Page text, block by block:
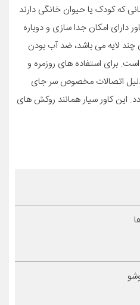
که کودک یا حیوان خانگی دارند
دارای امکان جدا سازی و دوباره
چند لایه می باشد، ضد آب بودن
برای استفاده های روزمره و
اتصالات مخصوص سر جای
این کاور سیار همانند روکش های